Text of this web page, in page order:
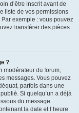
d’être inscrit avant de
liste de vos permissions
exemple : vous pouvez
transférer des pièces
?
modérateur du forum,
messages. Vous pouvez
parfois dans une
Si quelqu’un a déjà
du message
la date et l’heure